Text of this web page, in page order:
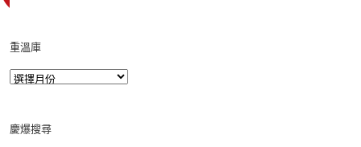
重溫庫
慶爆搜尋